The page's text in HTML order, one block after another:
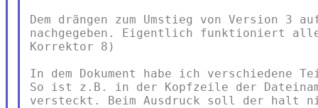
Dem drängen zum Umstieg von Version 3
nachgegeben. Eigentlich funktioniert
Korrektor 8)
In dem Dokument habe ich verschiedene
So ist z.B. in der Kopfzeile der
versteckt. Beim Ausdruck soll der halt